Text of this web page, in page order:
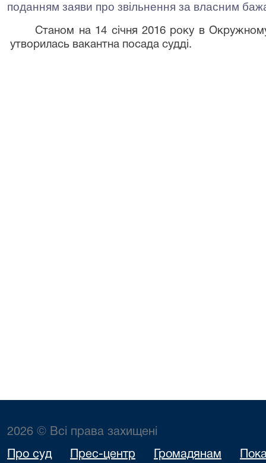
поданням заяви про звільнення за власним
Станом на 14 січня 2016 року в
утворилась вакантна посада судді.
2026 © Всі права захищені
Про суд Прес-центр Громадянам